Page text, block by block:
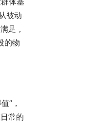
被动
足，
的物
”，
常的